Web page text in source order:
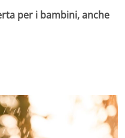
per i bambini, anche